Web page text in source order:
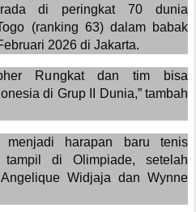
di peringkat 70 dunia
(ranking 63) dalam babak
2026 di Jakarta.
Rungkat dan tim bisa
di Grup II Dunia,” tambah
harapan baru tenis
tampil di Olimpiade, setelah
Widjaja dan Wynne